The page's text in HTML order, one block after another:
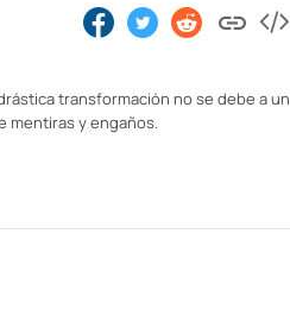
transformación no se debe a un
mentiras y engaños.